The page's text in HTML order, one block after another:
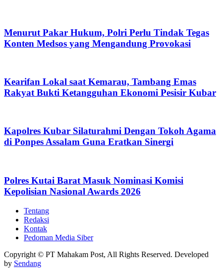
Menurut Pakar Hukum, Polri Perlu Tindak Tegas
Konten Medsos yang Mengandung Provokasi
Kearifan Lokal saat Kemarau, Tambang Emas
Rakyat Bukti Ketangguhan Ekonomi Pesisir Kubar
Kapolres Kubar Silaturahmi Dengan Tokoh Agama
di Ponpes Assalam Guna Eratkan Sinergi
Polres Kutai Barat Masuk Nominasi Komisi
Kepolisian Nasional Awards 2026
Tentang
Redaksi
Kontak
Pedoman Media Siber
Copyright © PT Mahakam Post, All Rights Reserved. Developed
by Sendang